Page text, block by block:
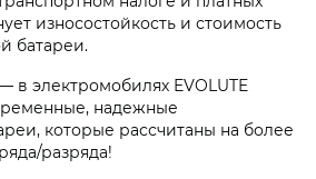
износостойкость и стоимость
батареи.
в электромобилях EVOLUTE
надежные
которые рассчитаны на более
разряда!